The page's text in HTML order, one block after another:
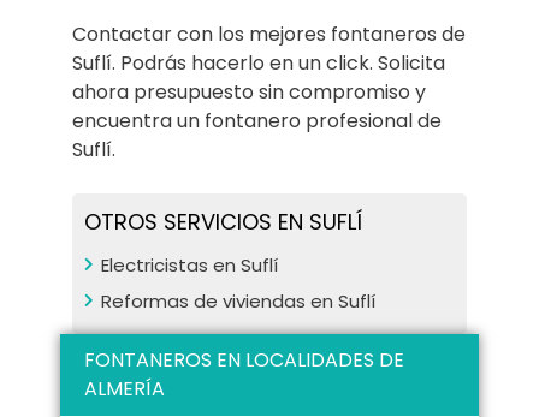
Contactar con los mejores fontaneros de
Suflí. Podrás hacerlo en un click. Solicita
ahora presupuesto sin compromiso y
encuentra un fontanero profesional de
Suflí.
OTROS SERVICIOS EN SUFLÍ
Electricistas en Suflí
Reformas de viviendas en Suflí
FONTANEROS EN LOCALIDADES DE
ALMERÍA